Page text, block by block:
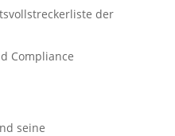
der
Compliance
seine